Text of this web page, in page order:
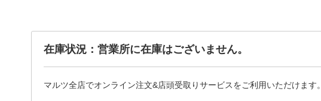
在庫状況：営業所に在庫はございません。
マルツ全店でオンライン注文&店頭受取りサービスをご利用いただけます。